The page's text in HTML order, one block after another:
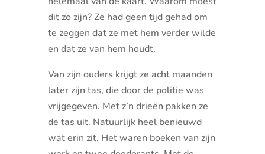
dit zo zijn? Ze had geen tijd gehad om
te zeggen dat ze met hem verder wilde
en dat ze van hem houdt.
Van zijn ouders krijgt ze acht maanden
later zijn tas, die door de politie was
vrijgegeven. Met z’n drieën pakken ze
de tas uit. Natuurlijk heel benieuwd
wat erin zit. Het waren boeken van zijn